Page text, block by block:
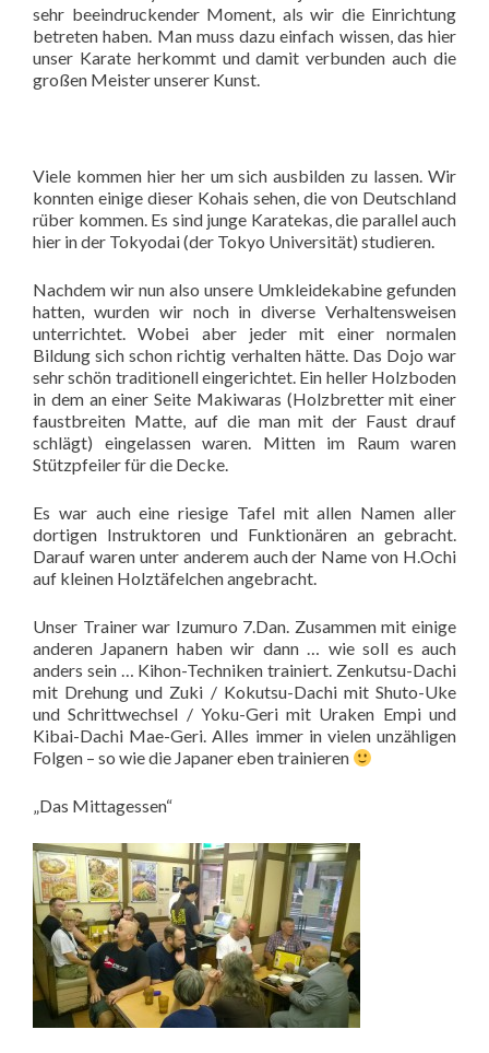
sehr beeindruckender Moment, als wir die Einrichtung
betreten haben. Man muss dazu einfach wissen, das hier
unser Karate herkommt und damit verbunden auch die
großen Meister unserer Kunst.
Viele kommen hier her um sich ausbilden zu lassen. Wir
konnten einige dieser Kohais sehen, die von Deutschland
rüber kommen. Es sind junge Karatekas, die parallel auch
hier in der Tokyodai (der Tokyo Universität) studieren.
Nachdem wir nun also unsere Umkleidekabine gefunden
hatten, wurden wir noch in diverse Verhaltensweisen
unterrichtet. Wobei aber jeder mit einer normalen
Bildung sich schon richtig verhalten hätte. Das Dojo war
sehr schön traditionell eingerichtet. Ein heller Holzboden
in dem an einer Seite Makiwaras (Holzbretter mit einer
faustbreiten Matte, auf die man mit der Faust drauf
schlägt) eingelassen waren. Mitten im Raum waren
Stützpfeiler für die Decke.
Es war auch eine riesige Tafel mit allen Namen aller
dortigen Instruktoren und Funktionären an gebracht.
Darauf waren unter anderem auch der Name von H.Ochi
auf kleinen Holztäfelchen angebracht.
Unser Trainer war Izumuro 7.Dan. Zusammen mit einige
anderen Japanern haben wir dann … wie soll es auch
anders sein … Kihon-Techniken trainiert. Zenkutsu-Dachi
mit Drehung und Zuki / Kokutsu-Dachi mit Shuto-Uke
und Schrittwechsel / Yoku-Geri mit Uraken Empi und
Kibai-Dachi Mae-Geri. Alles immer in vielen unzähligen
Folgen – so wie die Japaner eben trainieren
„Das Mittagessen“